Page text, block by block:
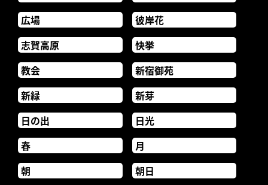
広場
彼岸花
志賀高原
快挙
教会
新宿御苑
新緑
新芽
日の出
日光
春
月
朝
朝日